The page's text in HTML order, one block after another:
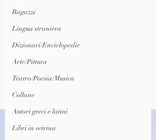
Ragazzi
Lingua straniera
Dizionari/Enciclopedie
Arte/Pittura
Teatro/Poesia/Musica
Collane
Autori greci e latini
Libri in vetrina